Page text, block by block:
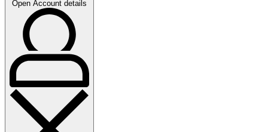
Open Account details